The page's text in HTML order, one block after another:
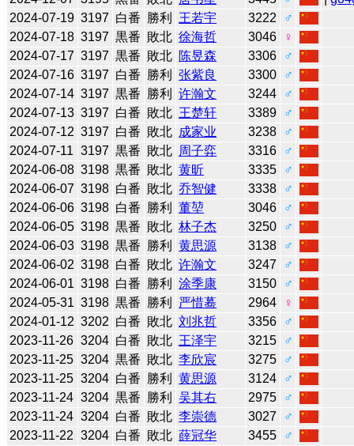
2024-07-19 3197 白番 勝利 王若宇 3222
♂
2024-07-18 3197 黒番 敗北 徐海哲 3046
♀
2024-07-17 3197 黒番 敗北 陈昱森 3306
♂
2024-07-16 3197 白番 勝利 张紫良 3300
♂
2024-07-14 3197 黒番 勝利 许瀚文 3244
♂
2024-07-13 3197 白番 敗北 王楚轩 3389
♂
2024-07-12 3197 白番 敗北 成家业 3238
♂
2024-07-11 3197 黒番 敗北 周子弈 3316
♂
2024-06-08 3198 黒番 敗北 黄昕 3335
♂
2024-06-07 3198 白番 敗北 乔智健 3338
♂
2024-06-06 3198 白番 勝利 董堃 3046
♂
2024-06-05 3198 黒番 敗北 林子杰 3250
♂
2024-06-03 3198 黒番 勝利 黄思源 3138
♂
2024-06-02 3198 白番 敗北 许瀚文 3247
♂
2024-06-01 3198 白番 勝利 涂季康 3150
♂
2024-05-31 3198 黒番 勝利 严惜蓦 2964
♀
2024-01-12 3202 白番 敗北 刘兆哲 3356
♂
2023-11-26 3204 白番 敗北 王泽宇 3215
♂
2023-11-25 3204 黒番 敗北 李欣宸 3275
♂
2023-11-25 3204 白番 勝利 黄思源 3124
♂
2023-11-24 3204 黒番 勝利 吴其右 2975
♂
2023-11-24 3204 白番 敗北 李崇德 3027
♂
2023-11-22 3204 白番 敗北 薛冠华 3455
♂